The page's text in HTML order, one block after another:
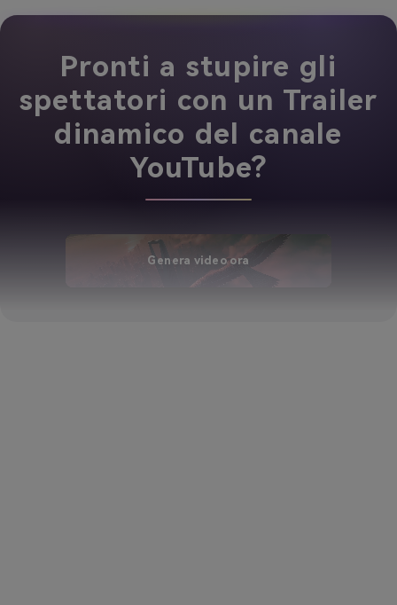
Pronti a stupire gli
spettatori con un Trailer
dinamico del canale
YouTube?
Genera video ora